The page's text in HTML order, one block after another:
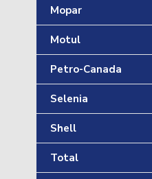
Mopar
Motul
Petro-Canada
Selenia
Shell
Total